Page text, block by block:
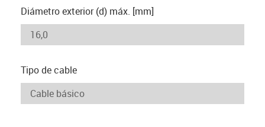
Diámetro exterior (d) máx. [mm]
Tipo de cable